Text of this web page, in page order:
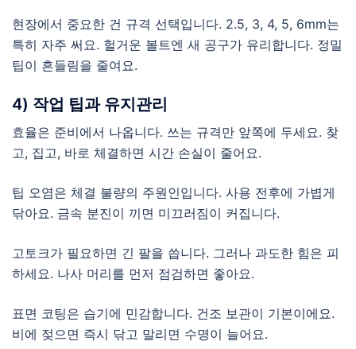
현장에서 중요한 건 규격 선택입니다. 2.5, 3, 4, 5, 6mm는
특히 자주 써요. 헐거운 볼트엔 새 공구가 유리합니다. 정밀
팁이 흔들림을 줄여요.
4) 작업 팁과 유지관리
효율은 준비에서 나옵니다. 쓰는 규격만 앞쪽에 두세요. 찾
고, 집고, 바로 체결하면 시간 손실이 줄어요.
팁 오염은 체결 불량의 주원인입니다. 사용 전후에 가볍게
닦아요. 금속 분진이 끼면 미끄러짐이 커집니다.
고토크가 필요하면 긴 팔을 씁니다. 그러나 과도한 힘은 피
하세요. 나사 머리를 먼저 점검하면 좋아요.
표면 코팅은 습기에 민감합니다. 건조 보관이 기본이에요.
비에 젖으면 즉시 닦고 말리면 수명이 늘어요.